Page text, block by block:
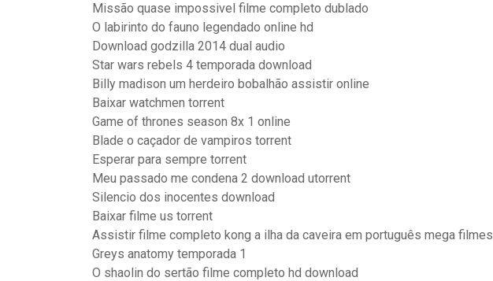
Missão quase impossivel filme completo dublado
O labirinto do fauno legendado online hd
Download godzilla 2014 dual audio
Star wars rebels 4 temporada download
Billy madison um herdeiro bobalhão assistir online
Baixar watchmen torrent
Game of thrones season 8x 1 online
Blade o caçador de vampiros torrent
Esperar para sempre torrent
Meu passado me condena 2 download utorrent
Silencio dos inocentes download
Baixar filme us torrent
Assistir filme completo kong a ilha da caveira em português mega filmes
Greys anatomy temporada 1
O shaolin do sertão filme completo hd download